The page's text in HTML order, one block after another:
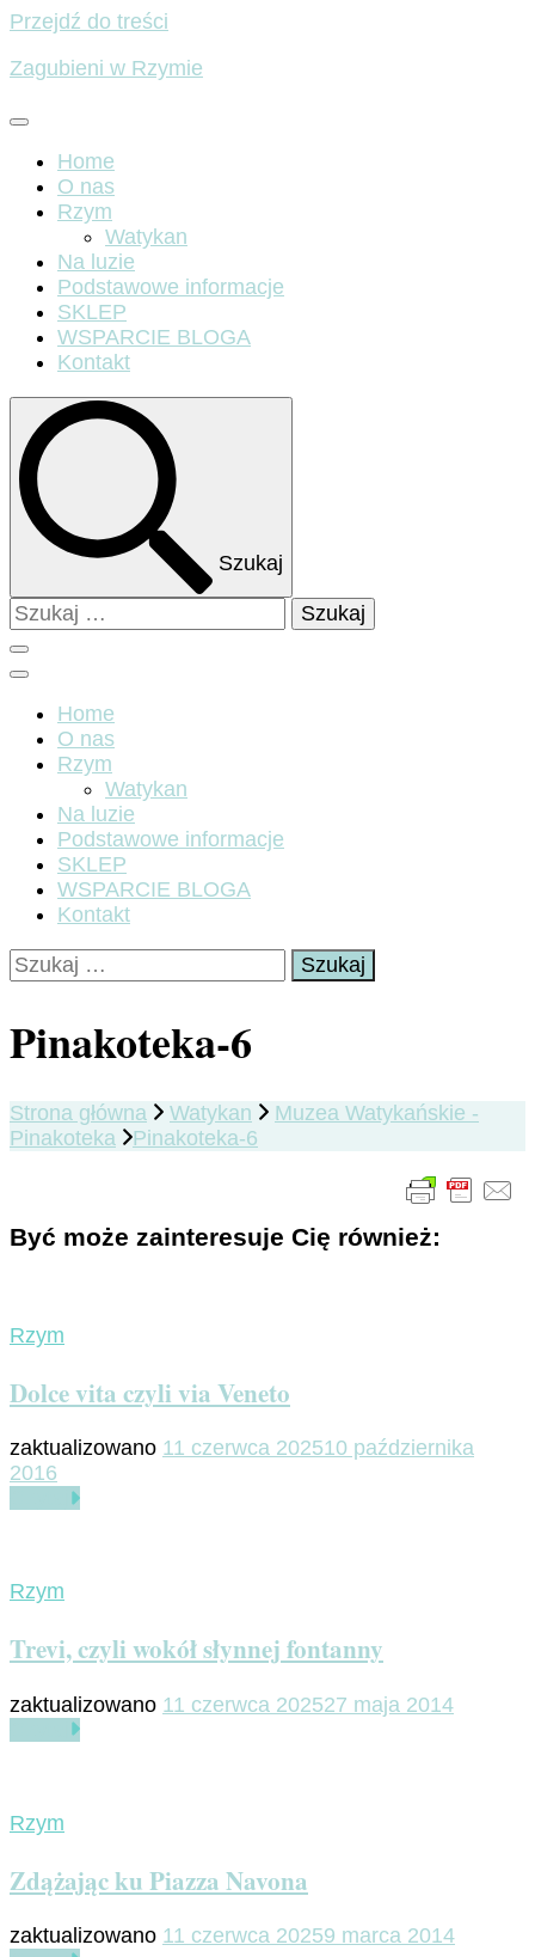
Przejdź do treści
Zagubieni w Rzymie
Home
O nas
Rzym
Watykan
Na luzie
Podstawowe informacje
SKLEP
WSPARCIE BLOGA
Kontakt
Szukaj
Szukaj:
Home
O nas
Rzym
Watykan
Na luzie
Podstawowe informacje
SKLEP
WSPARCIE BLOGA
Kontakt
Szukaj:
Pinakoteka-6
Strona główna Watykan
Muzea Watykańskie -
Pinakoteka
Pinakoteka-6
Być może zainteresuje Cię również:
Rzym
Dolce vita czyli via Veneto
zaktualizowano 11 czerwca 202510 października
2016
Rzym
Trevi, czyli wokół słynnej fontanny
zaktualizowano 11 czerwca 202527 maja 2014
Rzym
Zdążając ku Piazza Navona
zaktualizowano 11 czerwca 20259 marca 2014